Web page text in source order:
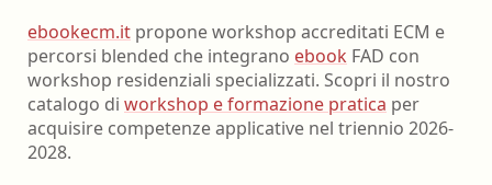
ebookecm.it propone workshop accreditati ECM e
percorsi blended che integrano ebook FAD con
workshop residenziali specializzati. Scopri il nostro
catalogo di workshop e formazione pratica per
acquisire competenze applicative nel triennio 2026-
2028.